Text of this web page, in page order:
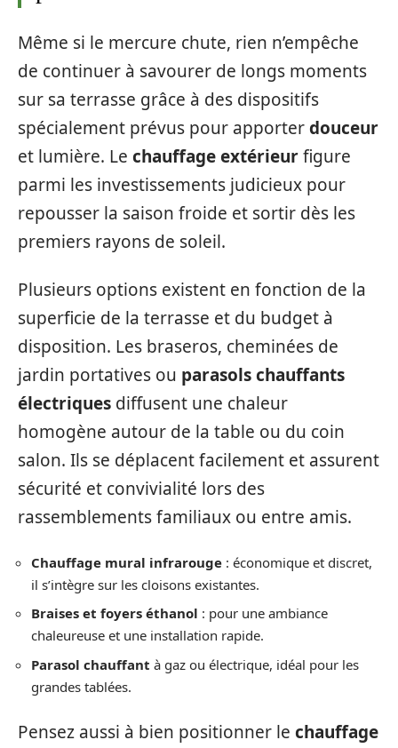
Même si le mercure chute, rien n’empêche
de continuer à savourer de longs moments
sur sa terrasse grâce à des dispositifs
spécialement prévus pour apporterdouceur
et lumière. Le chauffage extérieurfigure
parmi les investissements judicieux pour
repousser la saison froide et sortir dès les
premiers rayons de soleil.
Plusieurs options existent en fonction de la
superficie de la terrasse et du budget à
disposition. Les braseros, cheminées de
jardin portatives ou parasols chauffants
électriques diffusent une chaleur
homogène autour de la table ou du coin
salon. Ils se déplacent facilement et assurent
sécurité et convivialité lors des
rassemblements familiaux ou entre amis.
Chauffage mural infrarouge : économique et discret,
il s’intègre sur les cloisons existantes.
Braises et foyers éthanol : pour une ambiance
chaleureuse et une installation rapide.
Parasol chauffant à gaz ou électrique, idéal pour les
grandes tablées.
Pensez aussi à bien positionner le chauffage